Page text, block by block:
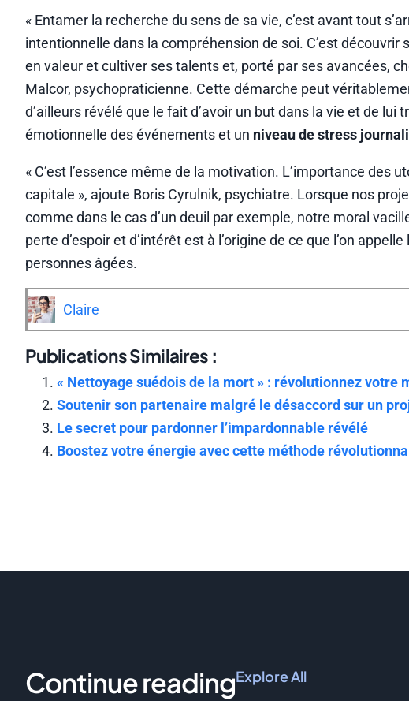
« Entamer la recherche du sens de sa vie, c’est avant tout
intentionnelle dans la compréhension de soi. C’est
en valeur et cultiver ses talents et, porté par ses avancées,
Malcor, psychopraticienne. Cette démarche peut
d’ailleurs révélé que le fait d’avoir un but dans la vie et de
émotionnelle des événements et un niveau de stress
« C’est l’essence même de la motivation. L’importance des
capitale », ajoute Boris Cyrulnik, psychiatre. Lorsque nos
comme dans le cas d’un deuil par exemple, notre moral
perte d’espoir et d’intérêt est à l’origine de ce que l’on
personnes âgées.
Claire
Publications Similaires :
« Nettoyage suédois de la mort » : révolutionnez votre
Soutenir son partenaire malgré le désaccord sur un
Le secret pour pardonner l’impardonnable révélé
Boostez votre énergie avec cette méthode
Continue readingExplore All